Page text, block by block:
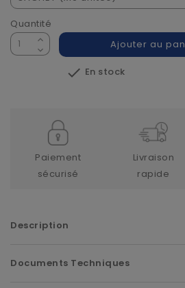
Quantité
Ajouter au
 En stock
Paiement
sécurisé
Livraison
rapide
Description
Documents Techniques